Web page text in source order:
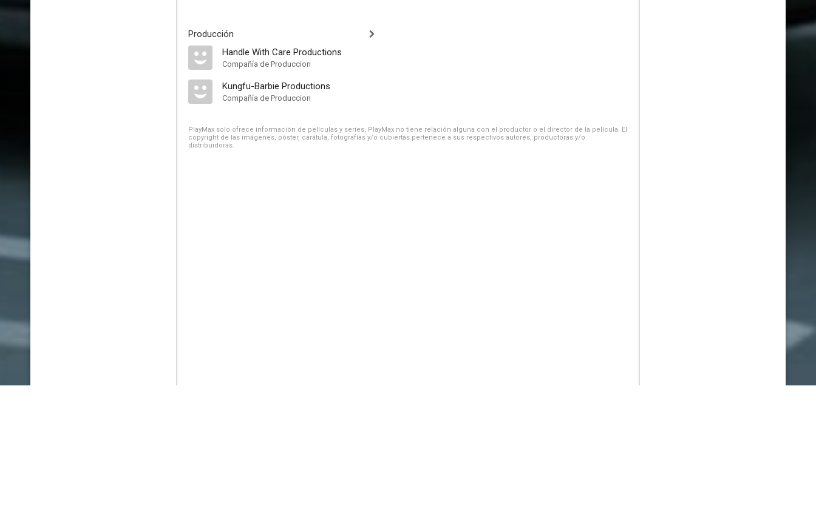
Producción
Handle With Care Productions
Compañía de Produccion
Kungfu-Barbie Productions
Compañía de Produccion
PlayMax solo ofrece información de películas y series, PlayMax no tiene relación alguna con el productor o el director de la película. El
copyright de las imágenes, póster, carátula, fotografías y/o cubiertas pertenece a sus respectivos autores, productoras y/o
distribuidoras.